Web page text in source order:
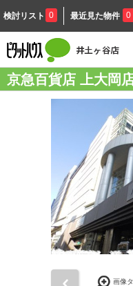
検討リスト 0 最近見た物件 0
京急百貨店 上大岡
画像